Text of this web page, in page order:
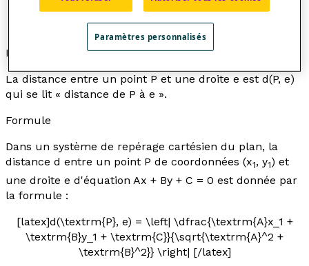
Notation
La distance entre un point P et une droite e est d(P, e)
qui se lit « distance de P à e ».
Formule
Dans un système de repérage cartésien du plan, la
distance d entre un point P de coordonnées (x1, y1) et
une droite e d'équation Ax + By + C = 0 est donnée par
la formule :
[latex]d(\textrm{P}, e) = \left| \dfrac{\textrm{A}x_1 +
\textrm{B}y_1 + \textrm{C}}{\sqrt{\textrm{A}^2 +
\textrm{B}^2}} \right| [/latex]
Paramètres personnalisés